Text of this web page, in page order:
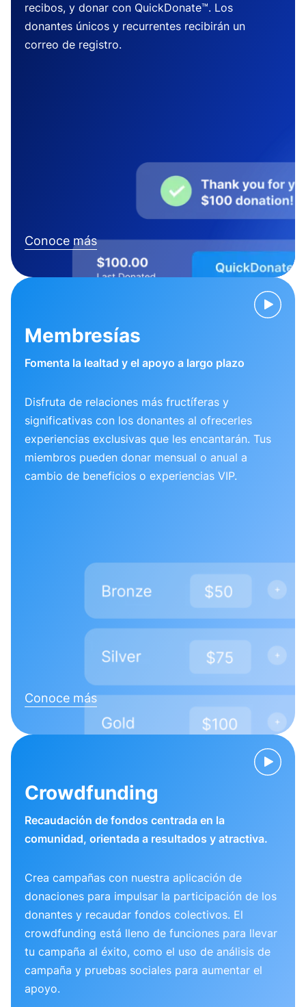
recibos, y donar con QuickDonate™. Los
donantes únicos y recurrentes recibirán un
correo de registro.
Conoce más
Membresías
Fomenta la lealtad y el apoyo a largo plazo
Disfruta de relaciones más fructíferas y
significativas con los donantes al ofrecerles
experiencias exclusivas que les encantarán. Tus
miembros pueden donar mensual o anual a
cambio de beneficios o experiencias VIP.
Conoce más
Crowdfunding
Recaudación de fondos centrada en la
comunidad, orientada a resultados y atractiva.
Crea campañas con nuestra aplicación de
donaciones para impulsar la participación de los
donantes y recaudar fondos colectivos. El
crowdfunding está lleno de funciones para llevar
tu campaña al éxito, como el uso de análisis de
campaña y pruebas sociales para aumentar el
apoyo.